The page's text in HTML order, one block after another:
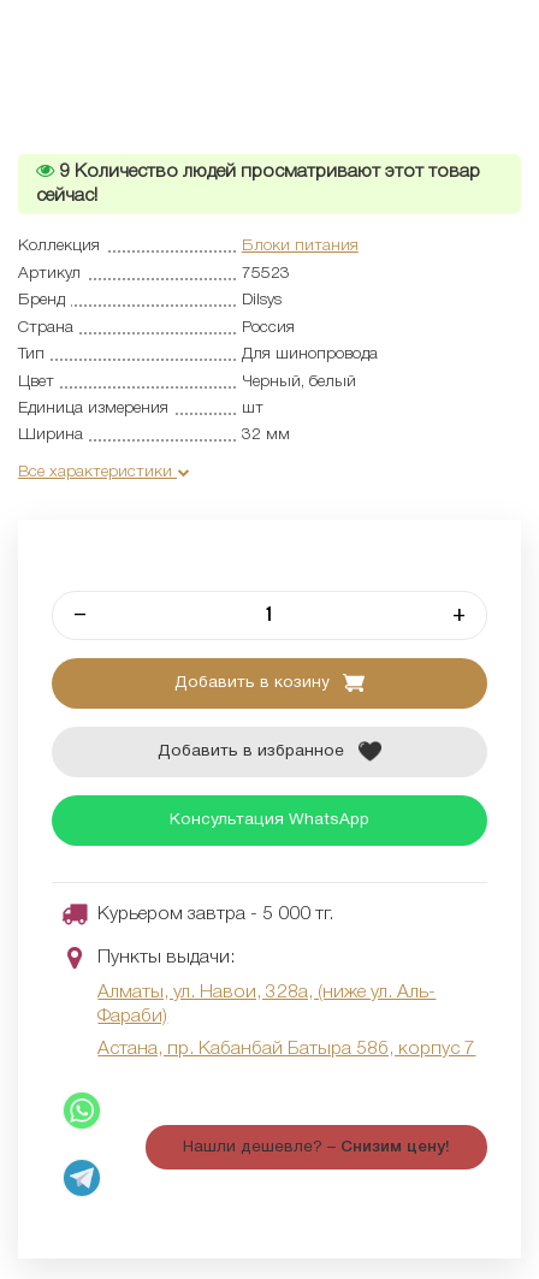
9 Количество людей просматривают этот товар
сейчас!
Коллекция
Блоки питания
Артикул
75523
Бренд
Dilsys
Страна
Россия
Тип
Для шинопровода
Цвет
Черный, белый
Единица измерения
шт
Ширина
32 мм
Все характеристики
– +
Добавить в козину
Добавить в избранное
Консультация WhatsApp
Курьером завтра - 5 000 тг.
Пункты выдачи:
Алматы, ул. Навои, 328а, (ниже ул. Аль-
Фараби)
Астана, пр. Кабанбай Батыра 58б, корпус 7
Нашли дешевле? – Снизим цену!